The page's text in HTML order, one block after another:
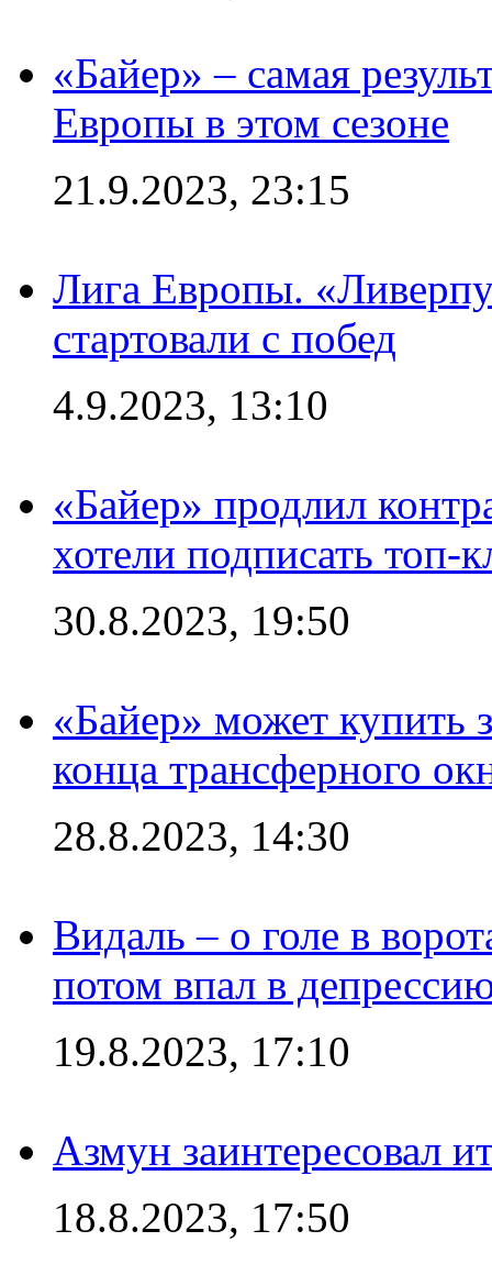
«Байер» – самая
Европы в этом сезоне
21.9.2023, 23:15
Лига Европы.
стартовали с побед
4.9.2023, 13:10
«Байер» продлил
хотели подписать
30.8.2023, 19:50
«Байер» может купить
конца трансферного
28.8.2023, 14:30
Видаль – о голе в
потом впал в
19.8.2023, 17:10
Азмун заинтересовал
18.8.2023, 17:50